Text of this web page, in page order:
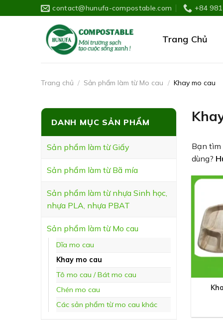
to
contact@hunufa-compostable.com +84
Trang Chủ
Trang chủ / Sản phẩm làm từ Mo cau / Khay mo cau
DANH MỤC SẢN PHẨM
Sản phẩm làm từ Giấy
Sản phẩm làm từ Bã mía
Sản phẩm làm từ nhựa Sinh học,
nhựa PLA, nhựa PBAT
Sản phẩm làm từ Mo cau
Dĩa mo cau
Khay mo cau
Tô mo cau / Bát mo cau
Chén mo cau
Các sản phẩm từ mo cau khác
Bạn tìm
dùng?